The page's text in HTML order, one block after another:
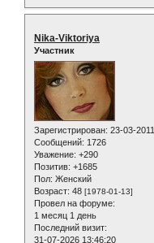
Nika-Viktoriya
Участник
Зарегистрирован: 23-03-2011
Сообщений: 1726
Уважение: +290
Позитив: +1685
Пол: Женский
Возраст: 48 [1978-01-13]
Провел на форуме:
1 месяц 1 день
Последний визит:
31-07-2026 13:46:20